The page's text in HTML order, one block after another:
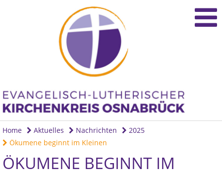
Home Aktuelles Nachrichten
2025
Ökumene beginnt im Kleinen
ÖKUMENE BEGINNT IM